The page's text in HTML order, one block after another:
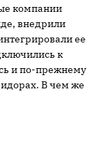
компании
внедрили
ее
к
и по-прежнему
В чем же